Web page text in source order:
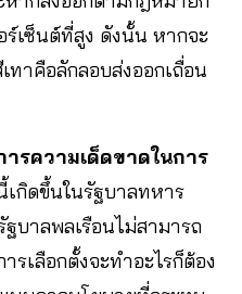
ร์เซ็นต์ที่สูง ดังนั้น หากจะ
ทาคือลักลอบส่งออกเถื่อน
รความเด็ดขาดในการ
เกิดขึ้นในรัฐบาลทหาร
ฐบาลพลเรือนไม่สามารถ
รเลือกตั้งจะทำอะไรก็ต้อง